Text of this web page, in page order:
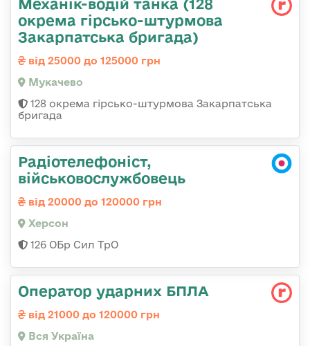
окрема гірсько-штурмова
Закарпатська бригада)
від 25000 до 125000 грн
Мукачево
128 окрема гірсько-штурмова Закарпатська
бригада
Радіотелефоніст,
військовослужбовець
від 20000 до 120000 грн
Херсон
126 ОБр Сил ТрО
Оператор ударних БПЛА
від 21000 до 120000 грн
Вся Україна